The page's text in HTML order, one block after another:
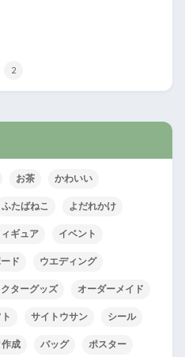
2
お茶 かわいい
ふたばねこ よだれかけ
ギュア イベント
ド ウエディング
ターグッズ オーダーメイド
サイトウサン シール
成 バッグ ポスター